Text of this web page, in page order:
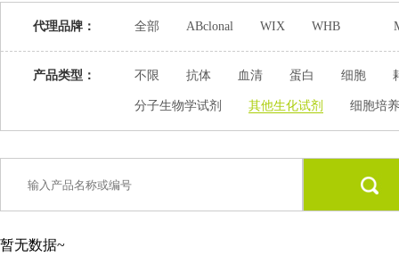
代理品牌： 全部 ABclonal WIX WHB
产品类型： 不限 抗体 血清 蛋白 细胞
分子生物学试剂 其他生化试剂 细胞培
暂无数据~